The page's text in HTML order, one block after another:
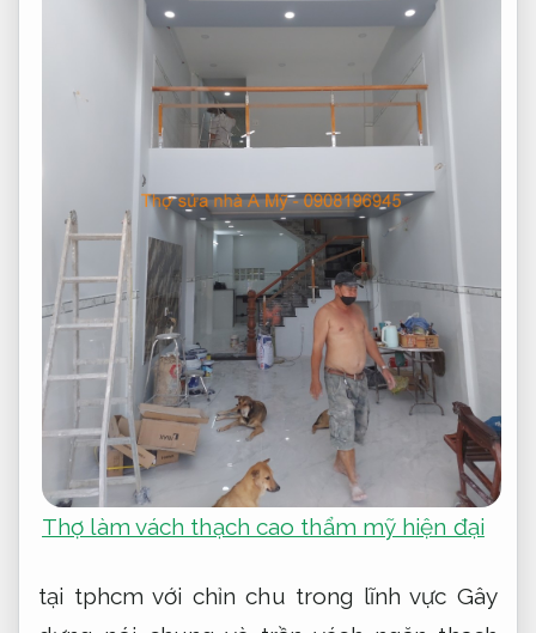
Thợ làm vách thạch cao thẩm mỹ hiện đại
tại tphcm với chỉn chu trong lĩnh vực Gây